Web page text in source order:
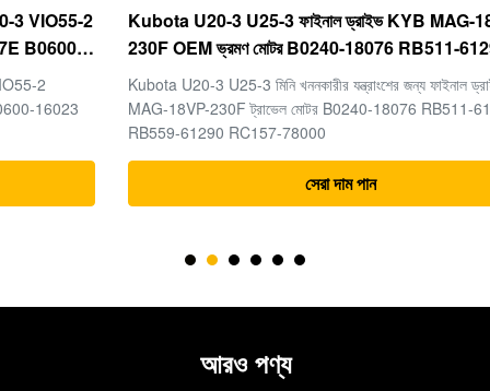
Kubota U20-3 U25-3 ফাইনাল ড্রাইভ KYB MAG-18VP-
230F OEM ভ্রমণ মোটর B0240-18076 RB511-61290
RB559-61290 RC157-78000 মিনি খননকারীর যন্ত্রাংশের জন্য
Kubota U20-3 U25-3 মিনি খননকারীর যন্ত্রাংশের জন্য ফাইনাল ড্রাইভ KYB
MAG-18VP-230F ট্রাভেল মোটর B0240-18076 RB511-61290
RB559-61290 RC157-78000
আরও পণ্য